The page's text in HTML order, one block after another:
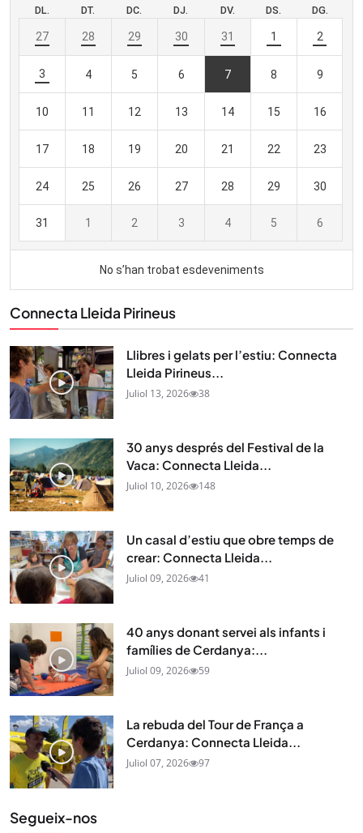
Connecta Lleida Pirineus
Llibres i gelats per l’estiu: Connecta
Lleida Pirineus...
Juliol 13, 2026 38
30 anys després del Festival de la
Vaca: Connecta Lleida...
Juliol 10, 2026 148
Un casal d’estiu que obre temps de
crear: Connecta Lleida...
Juliol 09, 2026 41
40 anys donant servei als infants i
famílies de Cerdanya:...
Juliol 09, 2026 59
La rebuda del Tour de França a
Cerdanya: Connecta Lleida...
Juliol 07, 2026 97
Segueix-nos